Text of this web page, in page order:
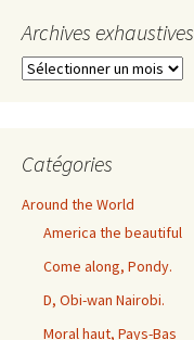
Archives exhaustives
Archives
Catégories
Around the World
America the beautiful
Come along, Pondy.
D, Obi-wan Nairobi.
Moral haut, Pays-Bas